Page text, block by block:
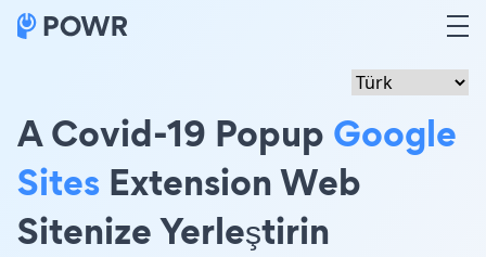
A Covid-19 Popup Google
Sites Extension Web
Sitenize Yerleştirin